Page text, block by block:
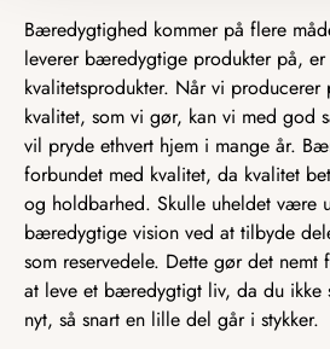
Bæredygtighed kommer på flere
leverer bæredygtige produkter på, er
kvalitetsprodukter. Når vi
kvalitet, som vi gør, kan vi med god
vil pryde ethvert hjem i mange år.
forbundet med kvalitet, da kvalitet
og holdbarhed. Skulle uheldet være
bæredygtige vision ved at tilbyde
som reservedele. Dette gør det
at leve et bæredygtigt liv, da du ikke
nyt, så snart en lille del går i stykker.